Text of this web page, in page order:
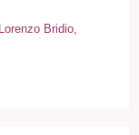
Bridio,